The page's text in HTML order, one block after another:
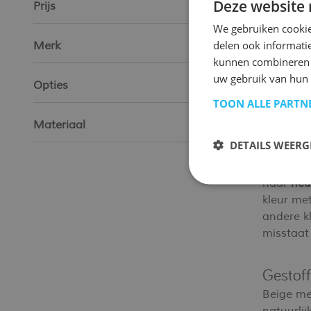
Prijs
Merk
Opties
Materiaal
garantie
betalen.
Heb je
graag
Geef je
haar
kleur
andere
Beige
Deze
We gebruiken
delen ook
kunnen
uw gebruik van hun
TOON ALLE
DETAILS